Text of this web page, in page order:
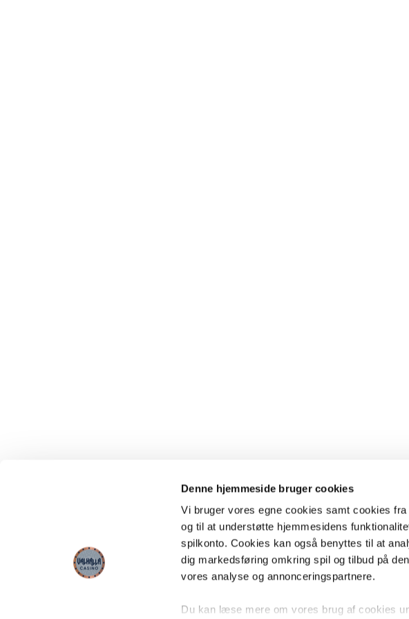
Denne hjemmeside bruger cookies
Vi bruger vores egne cookies samt cookies
og til at understøtte hjemmesidens
spilkonto. Cookies kan også benyttes til at
dig markedsføring omkring spil og tilbud på
vores analyse og annonceringspartnere.
Du kan læse mere om vores brug af cookies